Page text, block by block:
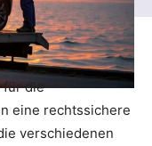
für die
eine rechtssichere
verschiedenen